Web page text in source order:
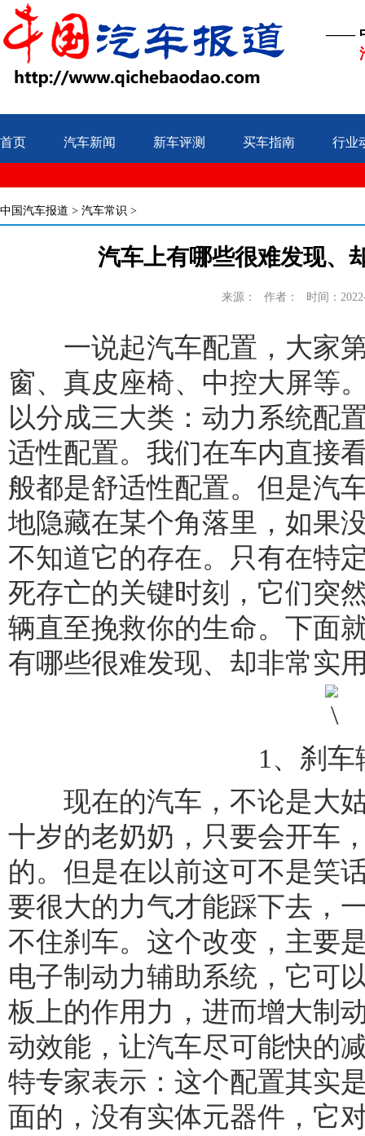
——
首页 汽车新闻 新车评测 买车指南 行业
中国汽车报道 > 汽车常识 >
汽车上有哪些很难发现、
来源： 作者： 时间：
一说起汽车配置，大家第
窗、真皮座椅、中控大屏等
以分成三大类：动力系统配
适性配置。我们在车内直接
般都是舒适性配置。但是汽
地隐藏在某个角落里，如果
不知道它的存在。只有在特
死存亡的关键时刻，它们突
辆直至挽救你的生命。下面
有哪些很难发现、却非常实
1、刹车
现在的汽车，不论是大姑
十岁的老奶奶，只要会开车
的。但是在以前这可不是笑
要很大的力气才能踩下去，
不住刹车。这个改变，主要
电子制动力辅助系统，它可
板上的作用力，进而增大制
动效能，让汽车尽可能快的
特专家表示：这个配置其实
面的，没有实体元器件，它